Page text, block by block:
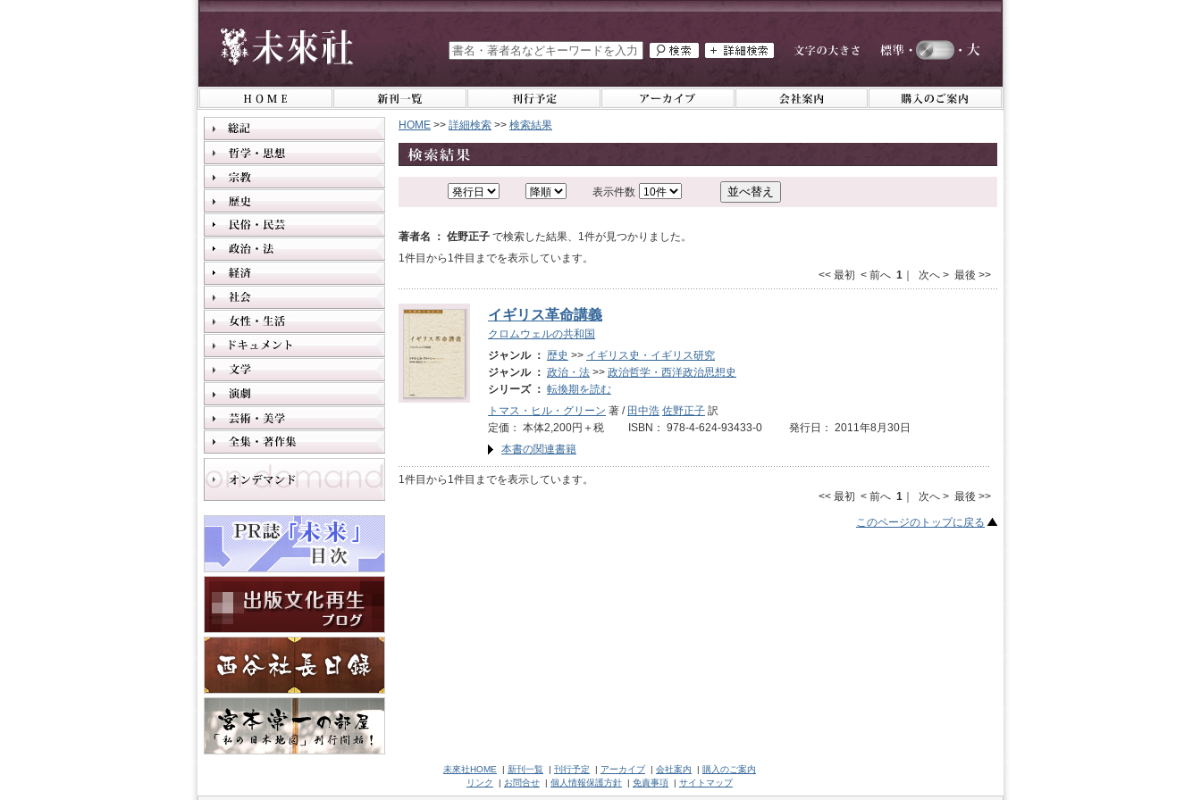
HOME >> 詳細検索 >> 検索結果
表示件数
著者名 ： 佐野正子 で検索した結果、1件が見つかりました。
1件目から1件目までを表示しています。
<< 最初 < 前へ 1 ｜ 次へ > 最後 >>
イギリス革命講義
クロムウェルの共和国
ジャンル ： 歴史 >> イギリス史・イギリス研究
ジャンル ： 政治・法 >> 政治哲学・西洋政治思想史
シリーズ ： 転換期を読む
トマス・ヒル・グリーン 著 / 田中浩 佐野正子 訳
定価： 本体2,200円＋税 ISBN： 978-4-624-93433-0 発行日： 2011年8月30日
本書の関連書籍
1件目から1件目までを表示しています。
<< 最初 < 前へ 1 ｜ 次へ > 最後 >>
このページのトップに戻る
未來社HOME | 新刊一覧 | 刊行予定 | アーカイブ | 会社案内 | 購入のご案内
リンク
| お問合せ | 個人情報保護方針 | 免責事項 | サイトマップ